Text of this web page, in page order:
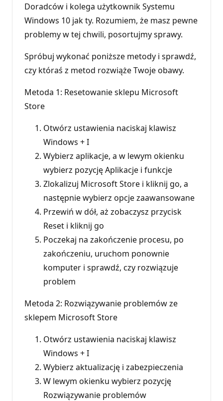
Doradców i kolega użytkownik Systemu
Windows 10 jak ty. Rozumiem, że masz pewne
problemy w tej chwili, posortujmy sprawy.
Spróbuj wykonać poniższe metody i sprawdź,
czy któraś z metod rozwiąże Twoje obawy.
Metoda 1: Resetowanie sklepu Microsoft
Store
Otwórz ustawienia naciskaj klawisz
Windows + I
Wybierz aplikacje, a w lewym okienku
wybierz pozycję Aplikacje i funkcje
Zlokalizuj Microsoft Store i kliknij go, a
następnie wybierz opcje zaawansowane
Przewiń w dół, aż zobaczysz przycisk
Reset i kliknij go
Poczekaj na zakończenie procesu, po
zakończeniu, uruchom ponownie
komputer i sprawdź, czy rozwiązuje
problem
Metoda 2: Rozwiązywanie problemów ze
sklepem Microsoft Store
Otwórz ustawienia naciskaj klawisz
Windows + I
Wybierz aktualizację i zabezpieczenia
W lewym okienku wybierz pozycję
Rozwiązywanie problemów